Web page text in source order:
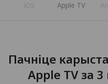
iOS Apple TV
Пачніце
Apple TV за